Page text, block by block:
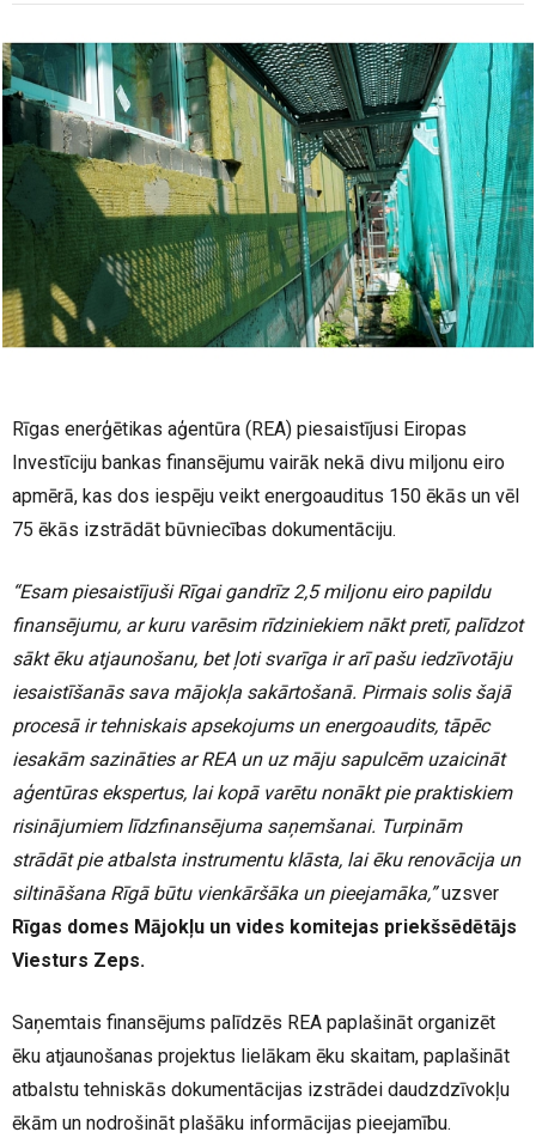
Rīgas enerģētikas aģentūra (REA) piesaistījusi Eiropas
Investīciju bankas finansējumu vairāk nekā divu miljonu eiro
apmērā, kas dos iespēju veikt energoauditus 150 ēkās un vēl
75 ēkās izstrādāt būvniecības dokumentāciju.
“Esam piesaistījuši Rīgai gandrīz 2,5 miljonu eiro papildu
finansējumu, ar kuru varēsim rīdziniekiem nākt pretī, palīdzot
sākt ēku atjaunošanu, bet ļoti svarīga ir arī pašu iedzīvotāju
iesaistīšanās sava mājokļa sakārtošanā. Pirmais solis šajā
procesā ir tehniskais apsekojums un energoaudits, tāpēc
iesakām sazināties ar REA un uz māju sapulcēm uzaicināt
aģentūras ekspertus, lai kopā varētu nonākt pie praktiskiem
risinājumiem līdzfinansējuma saņemšanai. Turpinām
strādāt pie atbalsta instrumentu klāsta, lai ēku renovācija un
siltināšana Rīgā būtu vienkāršāka un pieejamāka,”uzsver
Rīgas domes Mājokļu un vides komitejas priekšsēdētājs
Viesturs Zeps.
Saņemtais finansējums palīdzēs REA paplašināt organizēt
ēku atjaunošanas projektus lielākam ēku skaitam, paplašināt
atbalstu tehniskās dokumentācijas izstrādei daudzdzīvokļu
ēkām un nodrošināt plašāku informācijas pieejamību.